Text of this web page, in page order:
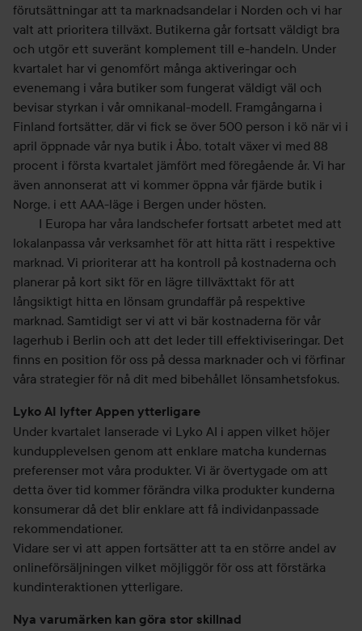
förutsättningar att ta marknadsandelar i Norden och vi har
valt att prioritera tillväxt. Butikerna går fortsatt väldigt bra
och utgör ett suveränt komplement till e-handeln. Under
kvartalet har vi genomfört många aktiveringar och
evenemang i våra butiker som fungerat väldigt väl och
bevisar styrkan i vår omnikanal-modell. Framgångarna i
Finland fortsätter, där vi fick se över 500 person i kö när vi i
april öppnade vår nya butik i Åbo, totalt växer vi med 88
procent i första kvartalet jämfört med föregående år. Vi har
även annonserat att vi kommer öppna vår fjärde butik i
Norge, i ett AAA-läge i Bergen under hösten.
I Europa har våra landschefer fortsatt arbetet med att
lokalanpassa vår verksamhet för att hitta rätt i respektive
marknad. Vi prioriterar att ha kontroll på kostnaderna och
planerar på kort sikt för en lägre tillväxttakt för att
långsiktigt hitta en lönsam grundaffär på respektive
marknad. Samtidigt ser vi att vi bär kostnaderna för vår
lagerhub i Berlin och att det leder till effektiviseringar. Det
finns en position för oss på dessa marknader och vi förfinar
våra strategier för nå dit med bibehållet lönsamhetsfokus.
Lyko AI lyfter Appen ytterligare
Under kvartalet lanserade vi Lyko AI i appen vilket höjer
kundupplevelsen genom att enklare matcha kundernas
preferenser mot våra produkter. Vi är övertygade om att
detta över tid kommer förändra vilka produkter kunderna
konsumerar då det blir enklare att få individanpassade
rekommendationer.
Vidare ser vi att appen fortsätter att ta en större andel av
onlineförsäljningen vilket möjliggör för oss att förstärka
kundinteraktionen ytterligare.
Nya varumärken kan göra stor skillnad